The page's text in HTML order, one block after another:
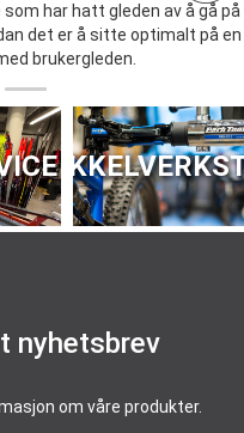
har hatt gleden av å gå på
det er å sitte optimalt på en
brukergleden.
nyhetsbrev
om våre produkter.